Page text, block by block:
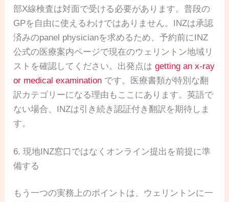
部X線検査は対面で受ける必要があります。普段の
GPを自由に使えるわけではありません。INZは承認
済みのpanel physicianを求めるため、予約前にINZ
公式の医療案内ページで現在のウェリントン地域リ
ストを確認してください。出発点はgetting an x-ray
or medical examination です。医療書類が特別な翻
訳カテゴリーになる理由もここにあります。英語で
ない場合、INZは引き続き認証付き翻訳を期待しま
す。
6. 現地INZ窓口ではなくオンライン提出を前提に準
備する
もう一つの実務上のポイントは、ウェリントンに一